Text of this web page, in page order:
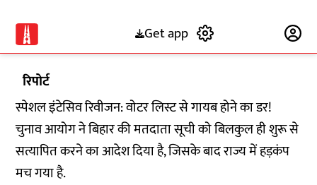
Get app
रिपोर्ट
स्पेशल इंटेसिव रिवीजन: वोटर लिस्ट से गायब होने का डर!
चुनाव आयोग ने बिहार की मतदाता सूची को बिलकुल ही शुरू से
सत्यापित करने का आदेश दिया है, जिसके बाद राज्य में हड़कंप
मच गया है.